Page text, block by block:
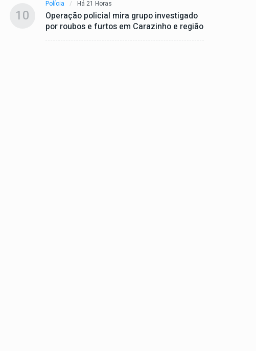
10
Polícia Há 21 Horas
Operação policial mira grupo investigado
por roubos e furtos em Carazinho e região